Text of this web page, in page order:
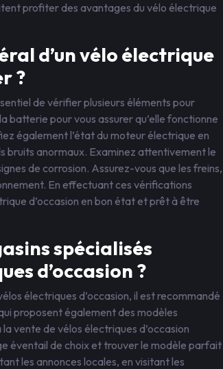
profiter des avantages du vélo électrique
d’un vélo électrique
?
de vérifier plusieurs éléments pour
batterie pour vous assurer qu’elle fonctionne
également l’état du moteur électrique en
bruits anormaux. Examinez attentivement le
de corrosion. Assurez-vous que les freins,
En effectuant ces vérifications
d’occasion en bon état et prêt à être
spécialisés
d’occasion ?
électriques d’occasion, il est recommandé
proposent également des modèles
vente de vélos électriques d’occasion
éventail de choix et trouver le modèle parfait
les annonces locales, en visitant les